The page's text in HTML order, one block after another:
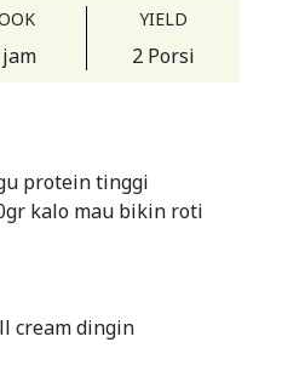
YIELD
2 Porsi
protein tinggi
kalo mau bikin roti
cream dingin